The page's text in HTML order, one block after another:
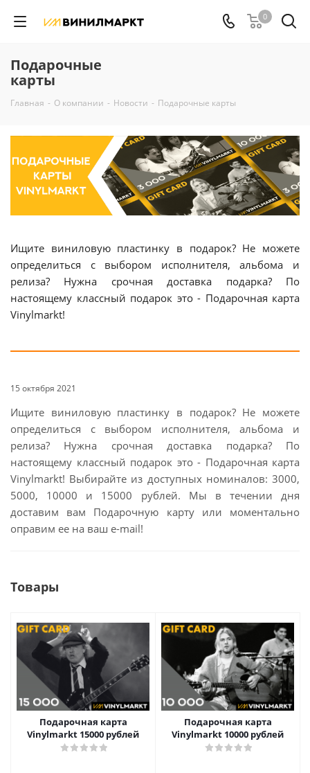
0
Подарочные
карты
Главная - О компании - Новости - Подарочные карты
Ищите виниловую пластинку в подарок? Не можете
определиться с выбором исполнителя, альбома и
релиза? Нужна срочная доставка подарка? По
настоящему классный подарок это - Подарочная карта
Vinylmarkt!
15 октября 2021
Ищите виниловую пластинку в подарок? Не можете
определиться с выбором исполнителя, альбома и
релиза? Нужна срочная доставка подарка? По
настоящему классный подарок это - Подарочная карта
Vinylmarkt! Выбирайте из доступных номиналов: 3000,
5000, 10000 и 15000 рублей. Мы в течении дня
доставим вам Подарочную карту или моментально
оправим ее на ваш e-mail!
Товары
Подарочная карта
Vinylmarkt 15000 рублей
Подарочная карта
Vinylmarkt 10000 рублей